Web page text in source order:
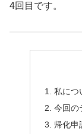
4回目です。
私につ
今回の
帰化申